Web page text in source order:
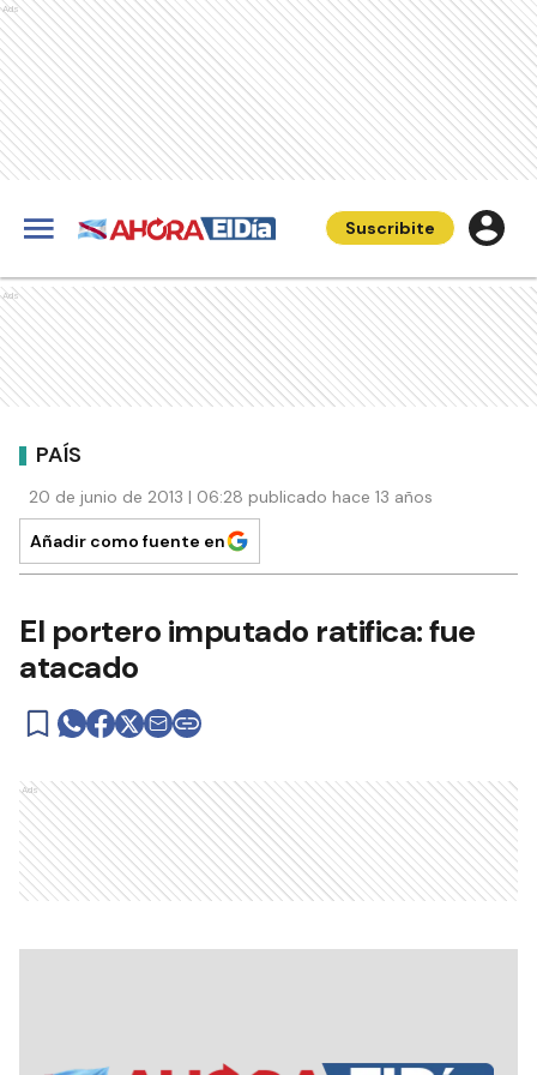
Ads
Suscribite
Ads
PAÍS
20 de junio de 2013 | 06:28 publicado hace 13 años
Añadir como fuente en
El portero imputado ratifica: fue
atacado
Ads